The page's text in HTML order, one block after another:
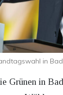
in
Grünen in